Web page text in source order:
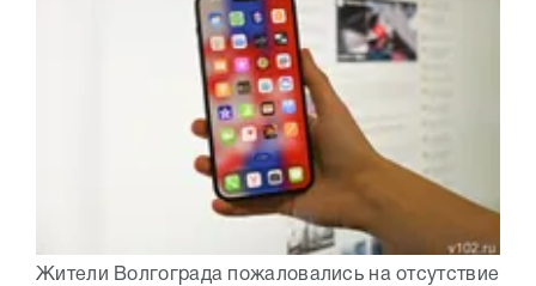
Жители Волгограда пожаловались на отсутствие